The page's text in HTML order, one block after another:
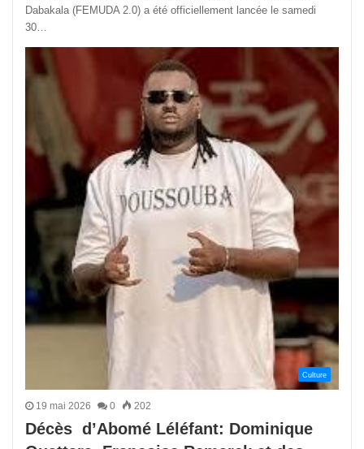
Dabakala (FEMUDA 2.0) a été officiellement lancée le samedi
30…
Culture
19 mai 2026 0 202
Décès d’Abomé Léléfant: Dominique